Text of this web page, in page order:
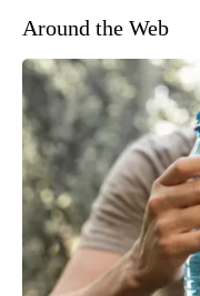
Around the Web